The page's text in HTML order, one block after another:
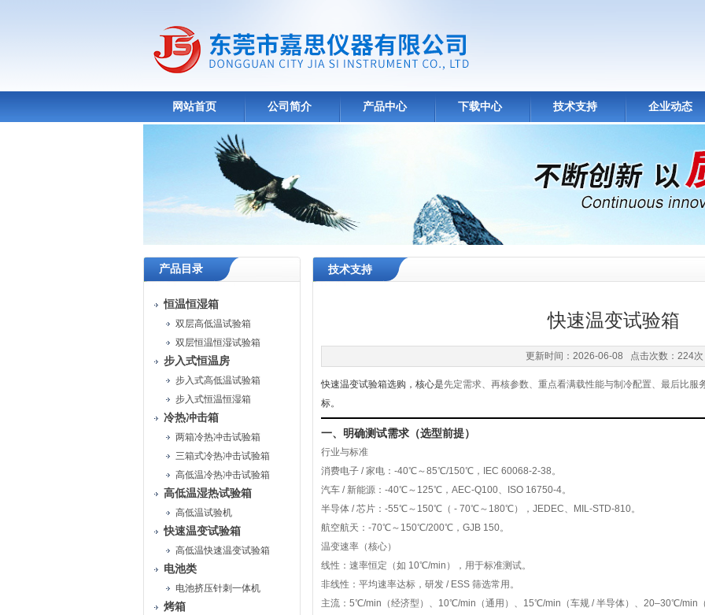
网站首页 公司简介 产品中心 下载中心 技术支持 企业动态
产品目录
恒温恒湿箱
双层高低温试验箱
双层恒温恒湿试验箱
步入式恒温房
步入式高低温试验箱
步入式恒温恒湿箱
冷热冲击箱
两箱冷热冲击试验箱
三箱式冷热冲击试验箱
高低温冷热冲击试验箱
高低温湿热试验箱
高低温试验机
快速温变试验箱
高低温快速温变试验箱
电池类
电池挤压针刺一体机
烤箱
技术支持
快速温变试验箱
更新时间：2026-06-08 点击次数：224次
快速温变试验箱选购，核心是先定需求、再核参数、重点看满载性能与制冷配置、最后比服
标。
一、明确测试需求（选型前提）
行业与标准
消费电子 / 家电：-40℃～85℃/150℃，IEC 60068-2-38。
汽车 / 新能源：-40℃～125℃，AEC-Q100、ISO 16750-4。
半导体 / 芯片：-55℃～150℃（ - 70℃～180℃），JEDEC、MIL-STD-810。
航空航天：-70℃～150℃/200℃，GJB 150。
温变速率（核心）
线性：速率恒定（如 10℃/min），用于标准测试。
非线性：平均速率达标，研发 / ESS 筛选常用。
主流：5℃/min（经济型）、10℃/min（通用）、15℃/min（车规 / 半导体）、20–30℃/min（